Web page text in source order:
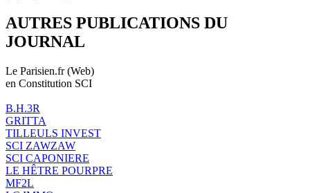
AUTRES PUBLICATIONS DU
JOURNAL
Le Parisien.fr (Web)
en Constitution SCI
B.H.3R
GRITTA
TILLEULS INVEST
SCI ZAWZAW
SCI CAPONIERE
LE HÊTRE POURPRE
MF2L